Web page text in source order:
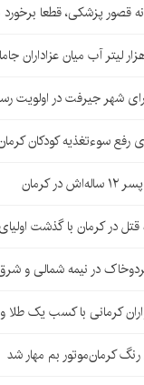
قصور پزشکی، قطعا
شهر جیرفت در اولویت
سوءتغذیه کودکان
کرمان
در کرمان با گذشت
در نیمه شمالی و
کرمانی با کسب یک طلا
کرمان‌موتور بم مهار شد